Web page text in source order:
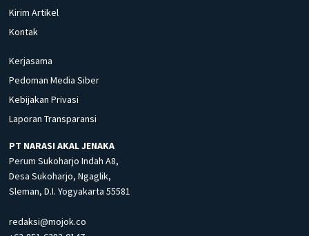
Kirim Artikel
Kontak
Kerjasama
Pedoman Media Siber
Kebijakan Privasi
Laporan Transparansi
PT NARASI AKAL JENAKA
Perum Sukoharjo Indah A8,
Desa Sukoharjo, Ngaglik,
Sleman, D.I. Yogyakarta 55581
redaksi@mojok.co